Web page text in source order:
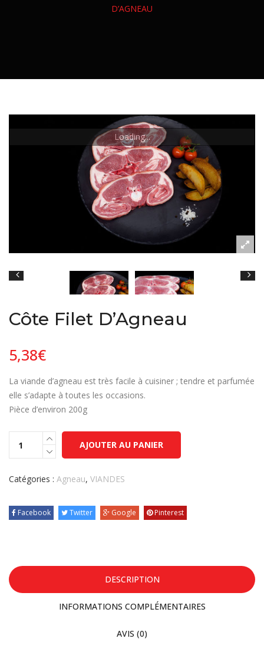
D’AGNEAU
Loading...
Côte Filet D’Agneau
5,38€
La viande d’agneau est très facile à cuisiner ; tendre et parfumée
elle s’adapte à toutes les occasions.
Pièce d’environ 200g
AJOUTER AU PANIER
Catégories : Agneau, VIANDES
Facebook Twitter Google Pinterest
DESCRIPTION
INFORMATIONS COMPLÉMENTAIRES
AVIS (0)